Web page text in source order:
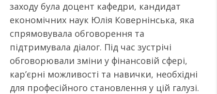
заходу була доцент кафедри, кандидат
економічних наук Юлія Ковернінська, яка
спрямовувала обговорення та
підтримувала діалог. Під час зустрічі
обговорювали зміни у фінансовій сфері,
кар’єрні можливості та навички, необхідні
для професійного становлення у цій галузі.